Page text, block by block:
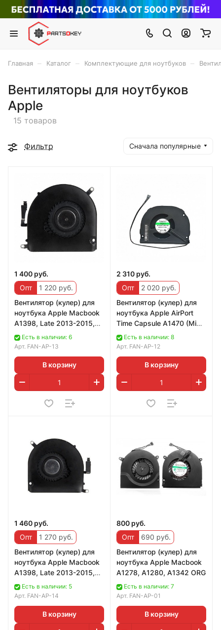
Главная Каталог Комплектующие для ноутбуков
Вентиляторы для ноутбуков
Apple
15 товаров
Фильтр Сначала популярные
1 400 руб.
Опт
1 220 руб.
Вентилятор (кулер) для
ноутбука Apple Macbook
A1398, Late 2013-2015,
правый
Есть в наличии: 6
Арт. FAN-AP-13
В корзину
2 310 руб.
Опт
2 020 руб.
Вентилятор (кулер) для
ноутбука Apple AirPort
Time Capsule A1470 (Mid
2013)Есть в наличии: 8
Арт. FAN-AP-12
В корзину
1 460 руб.
Опт
1 270 руб.
Вентилятор (кулер) для
ноутбука Apple Macbook
A1398, Late 2013-2015,
левыйЕсть в наличии: 5
Арт. FAN-AP-14
В корзину
800 руб.
Опт
690 руб.
Вентилятор (кулер) для
ноутбука Apple Macbook
A1278, A1280, A1342 ORG
Есть в наличии: 7
Арт. FAN-AP-01
В корзину